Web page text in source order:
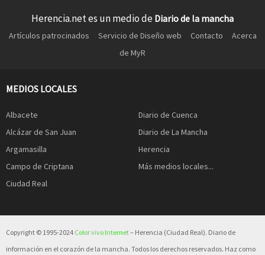
Herencia.net es un medio de Diario de la mancha
Artículos patrocinados Servicio de Diseño web Contacto
Acerca
de MyR
MEDIOS LOCALES
Albacete
Alcázar de San Juan
Argamasilla
Campo de Criptana
Ciudad Real
Diario de Cuenca
Diario de La Mancha
Herencia
Más medios locales...
Copyright © 1995-2024 Color vivo Internet– Herencia (Ciudad Real). Diario de
información en el corazón de la mancha. Todos los derechos reservados. Haz como